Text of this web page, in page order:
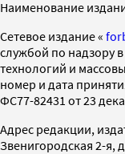
Наименование
Cетевое издание «
службой по надзору
технологий и
номер и дата
ФС77-82431 от 23
Адрес редакции,
Звенигородская 2-я,